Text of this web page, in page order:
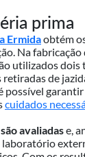
prima
Ermidaobtém
Na
utilizados dois
retiradas de
possível
cuidados
avaliadase,